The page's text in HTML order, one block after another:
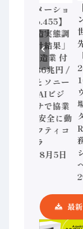
【オートメーショ
ン新聞 No.455】
「経済構造実態調
査二次集計結果」
2024年製造業 付
加価値額86兆円 /
三菱電機とソニー
セミコン AIビジ
ョンセンサで協業
/ IDEC、安全に動
かすセーフティコ
ントローラ
（2026年8月5日
最